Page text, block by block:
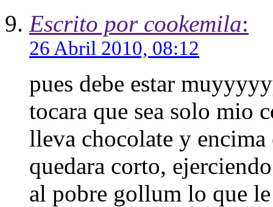
Escrito por cookemila:
26 Abril 2010, 08:12
pues debe estar
tocara que sea solo mio
lleva chocolate y encima
quedara corto,
al pobre gollum lo que